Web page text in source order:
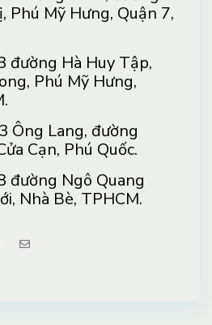
Phú Mỹ Hưng, Quận 7,
đường Hà Huy Tập,
Phú Mỹ Hưng,
Ông Lang, đường
Cạn, Phú Quốc.
đường Ngô Quang
Nhà Bè, TPHCM.